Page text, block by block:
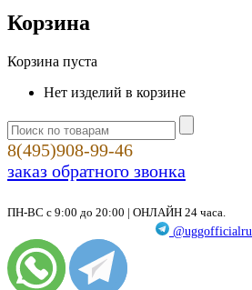
Корзина
Корзина пуста
Нет изделий в корзине
8(495)908-99-46
заказ обратного звонка
ПН-ВС с 9:00 до 20:00 | ОНЛАЙН 24 часа.
@uggofficialru